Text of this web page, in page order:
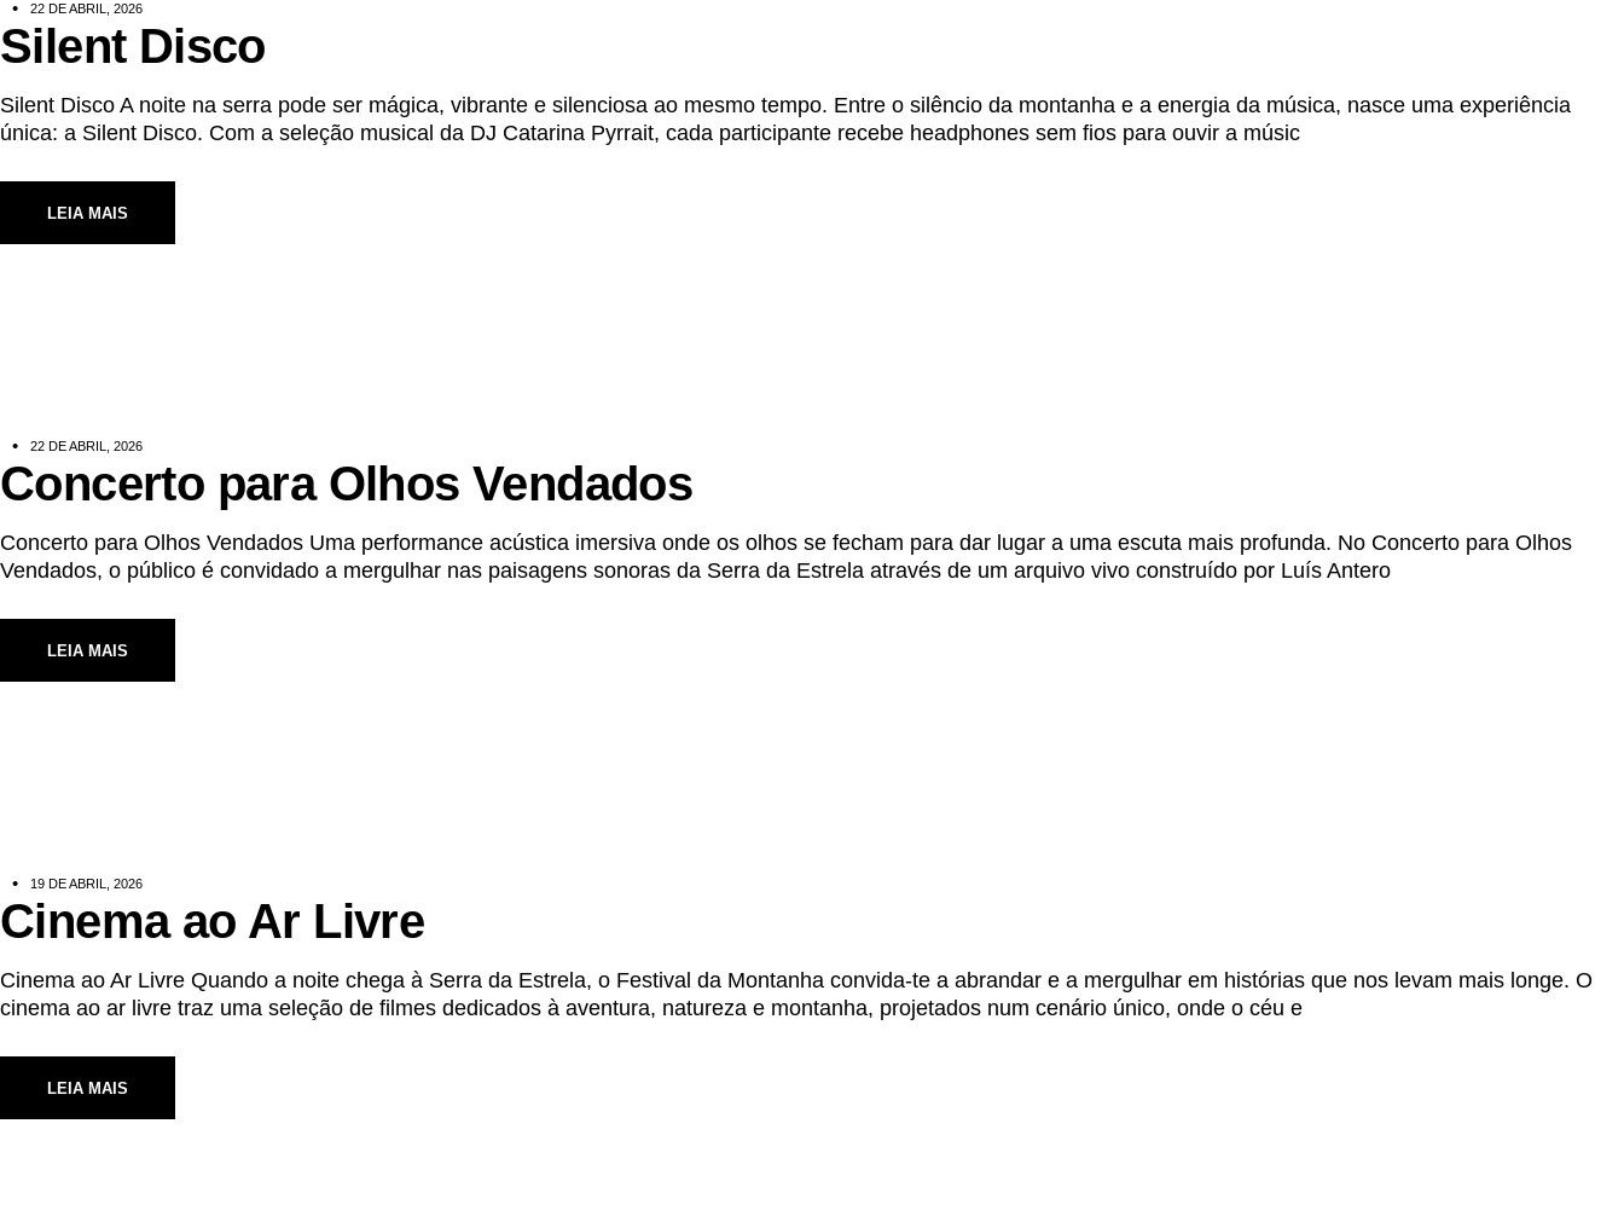
22 DE ABRIL, 2026
Silent Disco
Silent Disco A noite na serra pode ser mágica, vibrante e silenciosa ao mesmo tempo. Entre o silêncio da montanha e a energia da música, nasce uma experiência
única: a Silent Disco. Com a seleção musical da DJ Catarina Pyrrait, cada participante recebe headphones sem fios para ouvir a músic
LEIA MAIS
22 DE ABRIL, 2026
Concerto para Olhos Vendados
Concerto para Olhos Vendados Uma performance acústica imersiva onde os olhos se fecham para dar lugar a uma escuta mais profunda. No Concerto para Olhos
Vendados, o público é convidado a mergulhar nas paisagens sonoras da Serra da Estrela através de um arquivo vivo construído por Luís Antero
LEIA MAIS
19 DE ABRIL, 2026
Cinema ao Ar Livre
Cinema ao Ar Livre Quando a noite chega à Serra da Estrela, o Festival da Montanha convida-te a abrandar e a mergulhar em histórias que nos levam mais longe. O
cinema ao ar livre traz uma seleção de filmes dedicados à aventura, natureza e montanha, projetados num cenário único, onde o céu e
LEIA MAIS